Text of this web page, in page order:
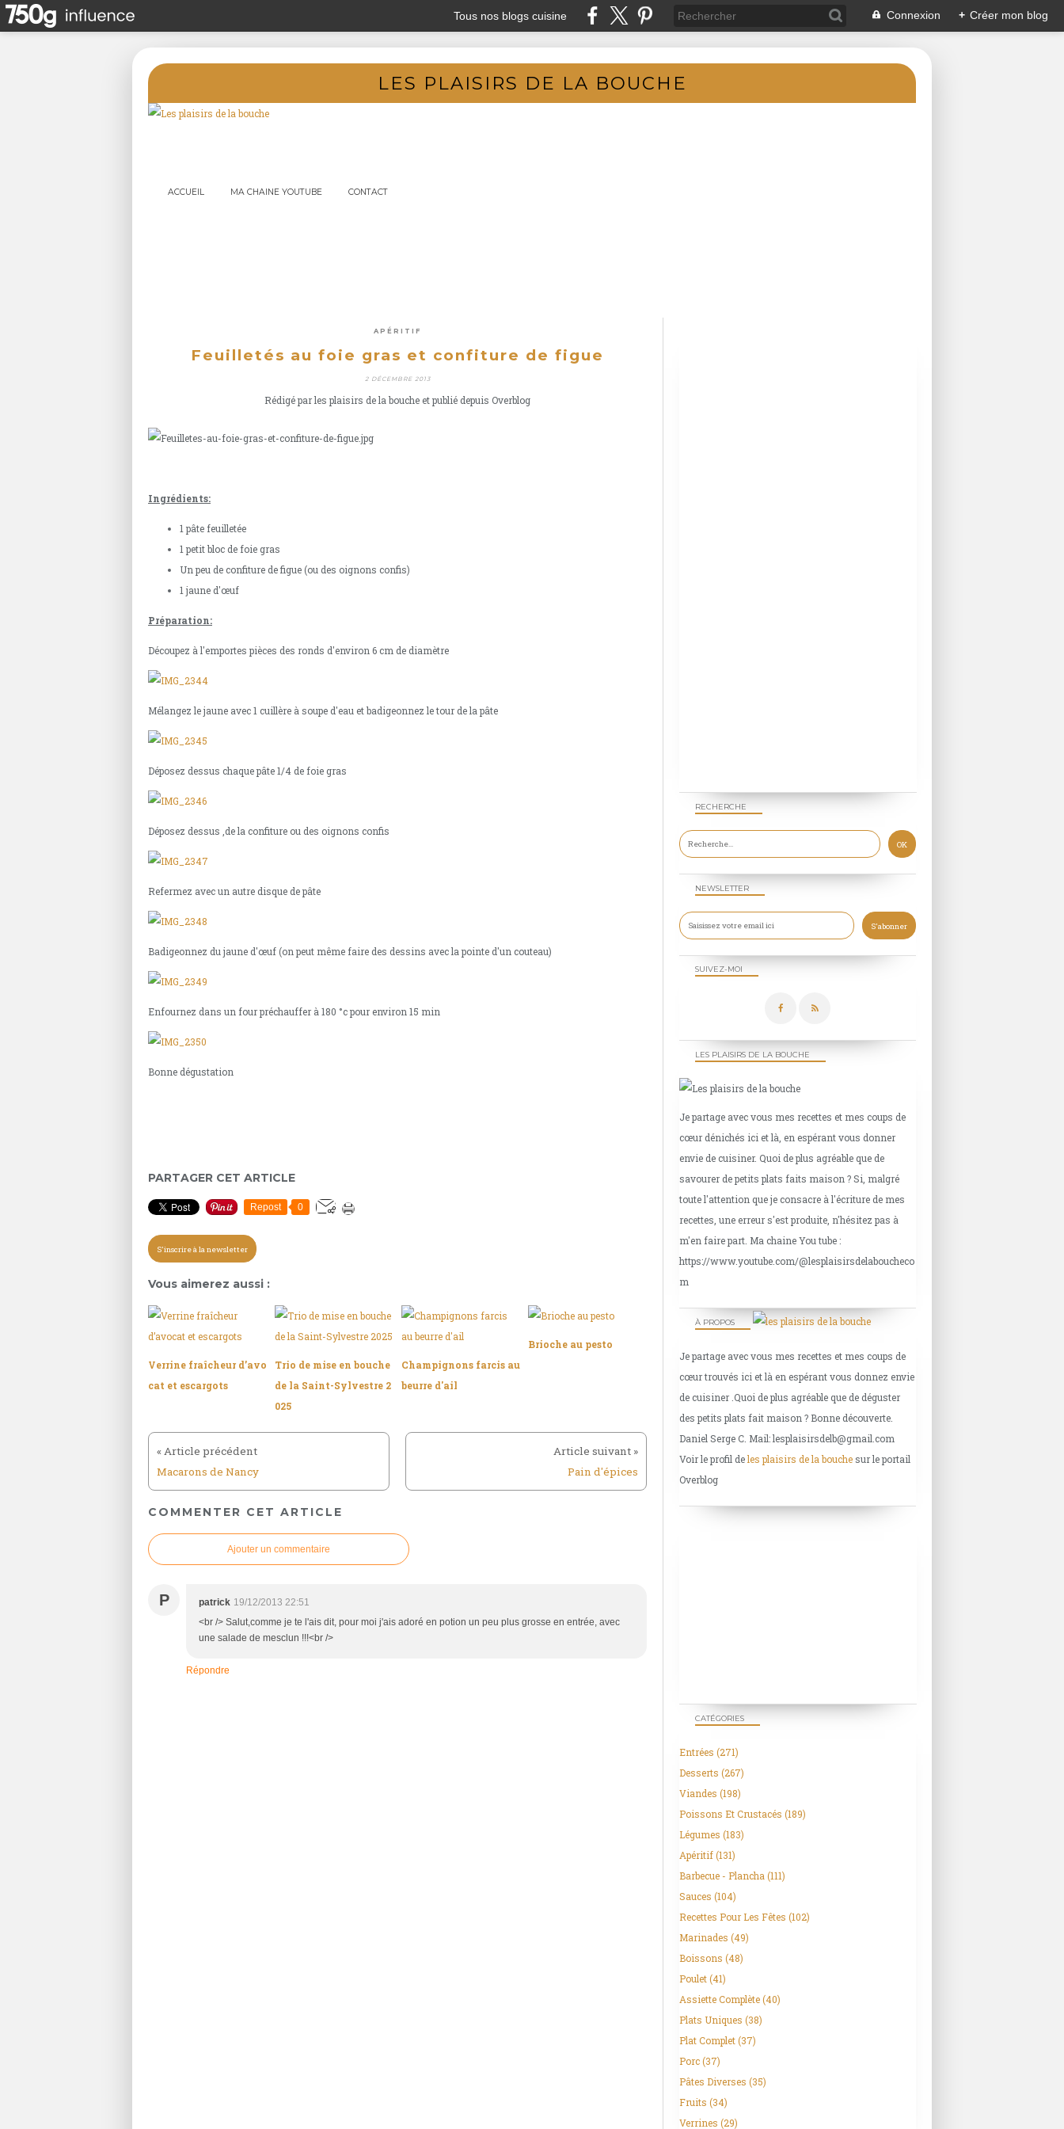
Tous nos blogs cuisine Connexion + Créer mon blog
LES PLAISIRS DE LA BOUCHE
ACCUEIL MA CHAINE YOUTUBE CONTACT
APÉRITIF
Feuilletés au foie gras et confiture de figue
2 DÉCEMBRE 2013
Rédigé par les plaisirs de la bouche et publié depuis Overblog
Ingrédients:
1 pâte feuilletée
1 petit bloc de foie gras
Un peu de confiture de figue (ou des oignons confis)
1 jaune d'œuf
Préparation:
Découpez à l'emportes pièces des ronds d'environ 6 cm de diamètre
Mélangez le jaune avec 1 cuillère à soupe d'eau et badigeonnez le tour de la pâte
Déposez dessus chaque pâte 1/4 de foie gras
Déposez dessus ,de la confiture ou des oignons confis
Refermez avec un autre disque de pâte
Badigeonnez du jaune d'œuf (on peut même faire des dessins avec la pointe d'un couteau)
Enfournez dans un four préchauffer à 180 °c pour environ 15 min
Bonne dégustation
PARTAGER CET ARTICLE
Repost 0
S'inscrire à la newsletter
Vous aimerez aussi :
Verrine fraîcheur d’avo
cat et escargots
Trio de mise en bouche
de la Saint-Sylvestre 2
025
Champignons farcis au
beurre d'ail
Brioche au pesto
Macarons de Nancy Pain d'épices
COMMENTER CET ARTICLE
Ajouter un commentaire
P patrick 19/12/2013 22:51
<br /> Salut,comme je te l'ais dit, pour moi j'ais adoré en potion un peu plus grosse en entrée, avec
une salade de mesclun !!!<br />
Répondre
NEWSLETTER
SUIVEZ-MOI
RECHERCHE
LES PLAISIRS DE LA BOUCHE
Je partage avec vous mes recettes et mes coups de
cœur dénichés ici et là, en espérant vous donner
envie de cuisiner. Quoi de plus agréable que de
savourer de petits plats faits maison ? Si, malgré
toute l'attention que je consacre à l'écriture de mes
recettes, une erreur s'est produite, n'hésitez pas à
m'en faire part. Ma chaine You tube :
https://www.youtube.com/@lesplaisirsdelaboucheco
m
À PROPOS
Je partage avec vous mes recettes et mes coups de
cœur trouvés ici et là en espérant vous donnez envie
de cuisiner .Quoi de plus agréable que de déguster
des petits plats fait maison ? Bonne découverte.
Daniel Serge C. Mail: lesplaisirsdelb@gmail.com
Voir le profil deles plaisirs de la bouchesur le portail
Overblog
CATÉGORIES
Entrées (271)
Desserts (267)
Viandes (198)
Poissons Et Crustacés (189)
Légumes (183)
Apéritif(131)
Barbecue - Plancha (111)
Sauces (104)
Recettes Pour Les Fêtes (102)
Marinades (49)
Boissons (48)
Poulet(41)
Assiette Complète(40)
Plats Uniques (38)
Plat Complet(37)
Porc(37)
Pâtes Diverses (35)
Fruits (34)
Verrines (29)